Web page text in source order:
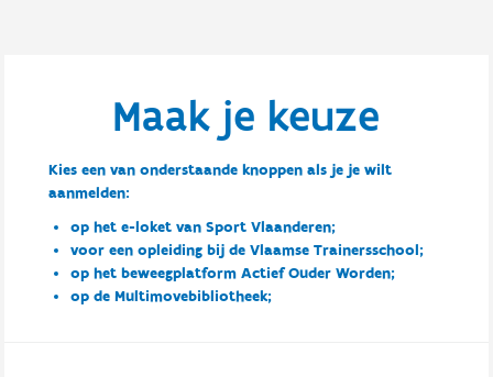
Maak je keuze
Kies een van onderstaande knoppen als je je wilt
aanmelden:
op het e-loket van Sport Vlaanderen;
voor een opleiding bij de Vlaamse Trainersschool;
op het beweegplatform Actief Ouder Worden;
op de Multimovebibliotheek;